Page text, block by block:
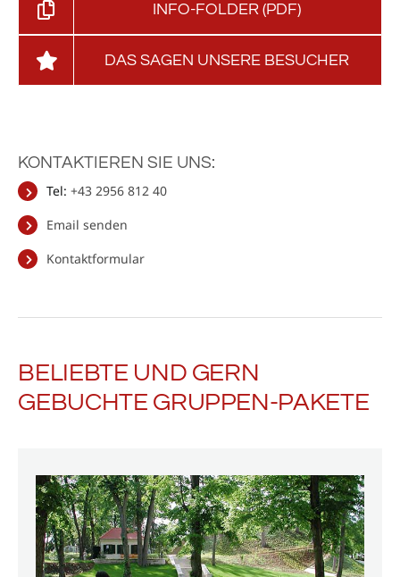
INFO-FOLDER (PDF)
DAS SAGEN UNSERE BESUCHER
KONTAKTIEREN SIE UNS:
Tel: +43 2956 812 40
Email senden
Kontaktformular
BELIEBTE UND GERN
GEBUCHTE GRUPPEN-PAKETE